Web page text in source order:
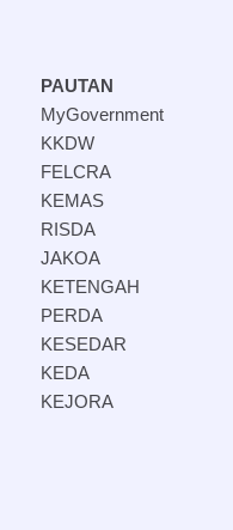
PAUTAN
MyGovernment
KKDW
FELCRA
KEMAS
RISDA
JAKOA
KETENGAH
PERDA
KESEDAR
KEDA
KEJORA